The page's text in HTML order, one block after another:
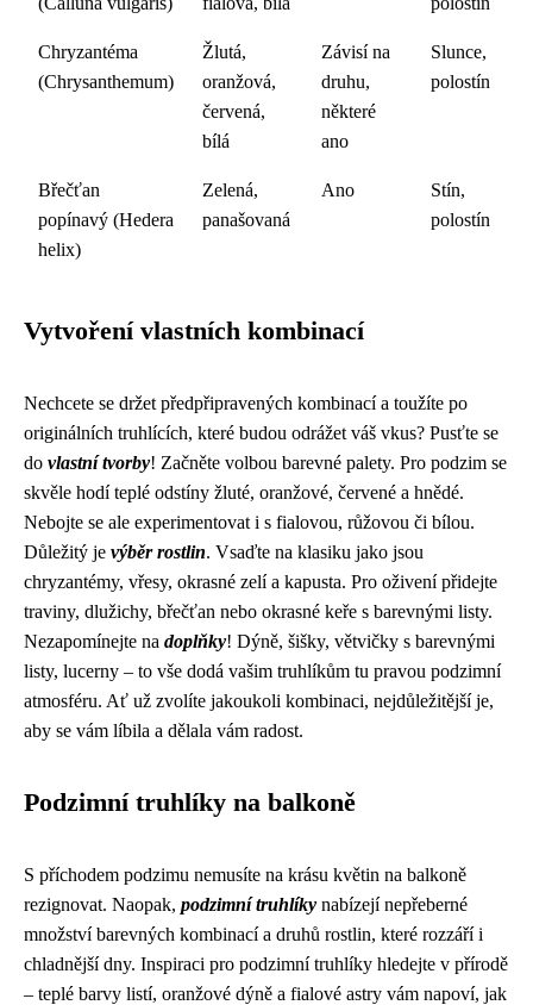
Chryzantéma
(Chrysanthemum)
Žlutá,
oranžová,
červená,
bílá
Závisí na
druhu,
některé
ano
Slunce,
polostín
Břečťan
popínavý (Hedera
helix)
Zelená,
panašovaná
Ano
Stín,
polostín
Vytvoření vlastních kombinací
Nechcete se držet předpřipravených kombinací a toužíte po
originálních truhlících, které budou odrážet váš vkus? Pusťte se
do vlastní tvorby! Začněte volbou barevné palety. Pro podzim se
skvěle hodí teplé odstíny žluté, oranžové, červené a hnědé.
Nebojte se ale experimentovat i s fialovou, růžovou či bílou.
Důležitý je výběr rostlin. Vsaďte na klasiku jako jsou
chryzantémy, vřesy, okrasné zelí a kapusta. Pro oživení přidejte
traviny, dlužichy, břečťan nebo okrasné keře s barevnými listy.
Nezapomínejte na doplňky! Dýně, šišky, větvičky s barevnými
listy, lucerny – to vše dodá vašim truhlíkům tu pravou podzimní
atmosféru. Ať už zvolíte jakoukoli kombinaci, nejdůležitější je,
aby se vám líbila a dělala vám radost.
Podzimní truhlíky na balkoně
S příchodem podzimu nemusíte na krásu květin na balkoně
rezignovat. Naopak, podzimní truhlíky nabízejí nepřeberné
množství barevných kombinací a druhů rostlin, které rozzáří i
chladnější dny. Inspiraci pro podzimní truhlíky hledejte v přírodě
– teplé barvy listí, oranžové dýně a fialové astry vám napoví, jak